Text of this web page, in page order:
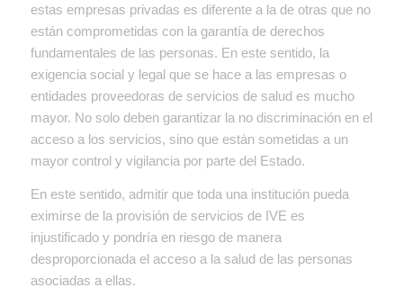
estas empresas privadas es diferente a la de otras que no
están comprometidas con la garantía de derechos
fundamentales de las personas. En este sentido, la
exigencia social y legal que se hace a las empresas o
entidades proveedoras de servicios de salud es mucho
mayor. No solo deben garantizar la no discriminación en el
acceso a los servicios, sino que están sometidas a un
mayor control y vigilancia por parte del Estado.
En este sentido, admitir que toda una institución pueda
eximirse de la provisión de servicios de IVE es
injustificado y pondría en riesgo de manera
desproporcionada el acceso a la salud de las personas
asociadas a ellas.